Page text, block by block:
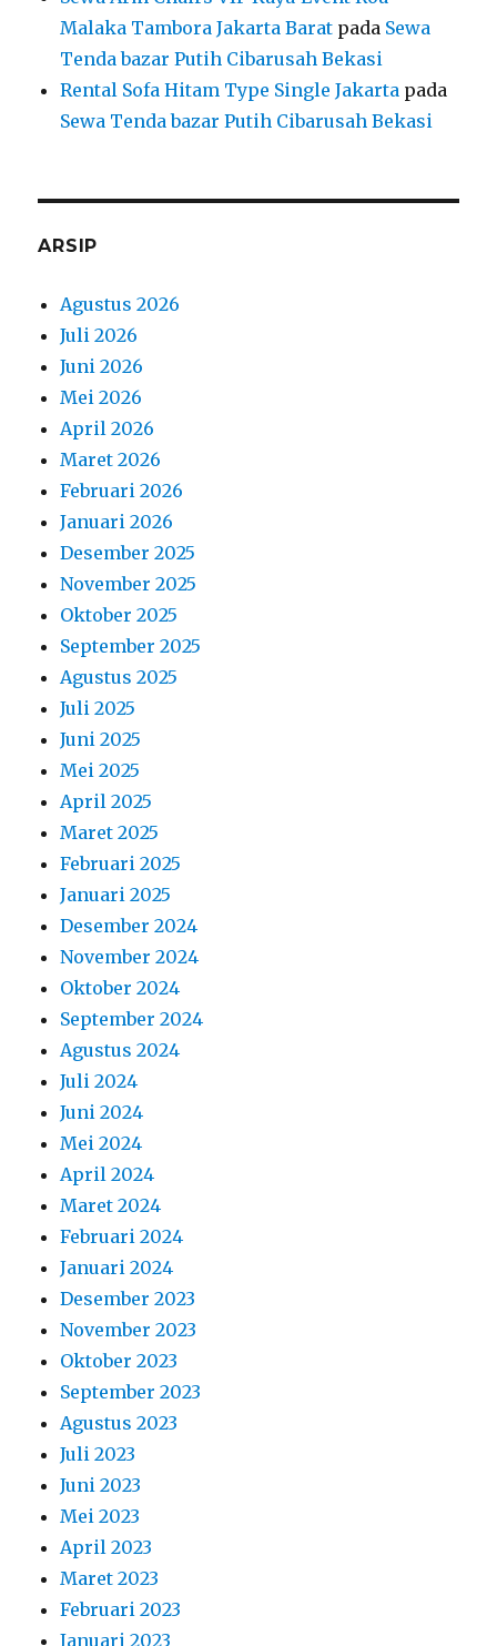
Malaka Tambora Jakarta Barat pada Sewa
Tenda bazar Putih Cibarusah Bekasi
Rental Sofa Hitam Type Single Jakarta pada
Sewa Tenda bazar Putih Cibarusah Bekasi
ARSIP
Agustus 2026
Juli 2026
Juni 2026
Mei 2026
April 2026
Maret 2026
Februari 2026
Januari 2026
Desember 2025
November 2025
Oktober 2025
September 2025
Agustus 2025
Juli 2025
Juni 2025
Mei 2025
April 2025
Maret 2025
Februari 2025
Januari 2025
Desember 2024
November 2024
Oktober 2024
September 2024
Agustus 2024
Juli 2024
Juni 2024
Mei 2024
April 2024
Maret 2024
Februari 2024
Januari 2024
Desember 2023
November 2023
Oktober 2023
September 2023
Agustus 2023
Juli 2023
Juni 2023
Mei 2023
April 2023
Maret 2023
Februari 2023
Januari 2023